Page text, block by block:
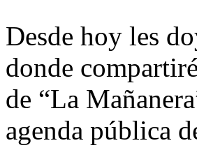
Desde hoy les
donde
de “La
agenda pública